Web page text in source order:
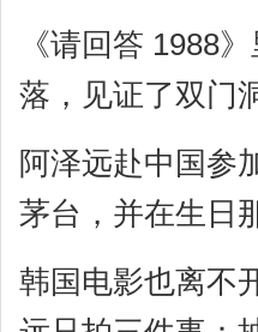
《请回答 1988
落，见证了双门
阿泽远赴中国参
茅台，并在生日
韩国电影也离不